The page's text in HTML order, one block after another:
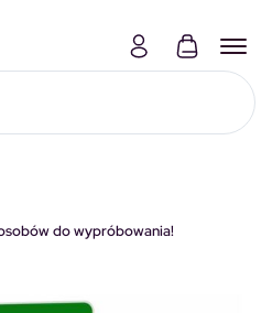
do wypróbowania!